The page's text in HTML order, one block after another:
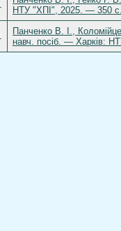
НТУ "ХПІ", 2025. — 350
Панченко В. І.,
навч. посіб. — Харків: